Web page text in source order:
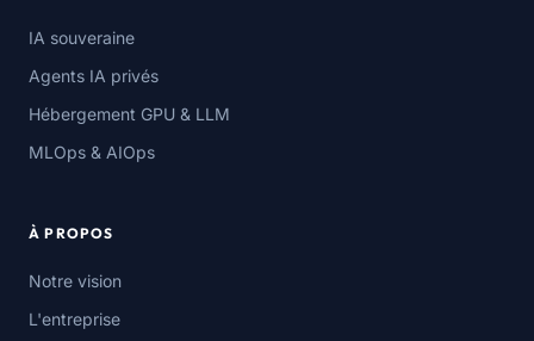
IA souveraine
Agents IA privés
Hébergement GPU & LLM
MLOps & AIOps
À PROPOS
Notre vision
L'entreprise